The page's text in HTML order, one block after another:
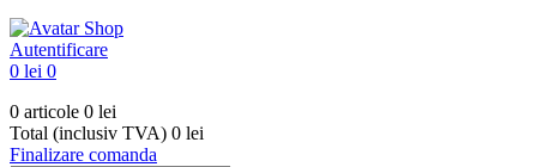
Autentificare
0 lei 0
0 articole 0 lei
Total (inclusiv TVA) 0 lei
Finalizare comanda